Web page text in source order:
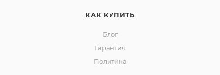
КАК КУПИТЬ
Блог
Гарантия
Политика